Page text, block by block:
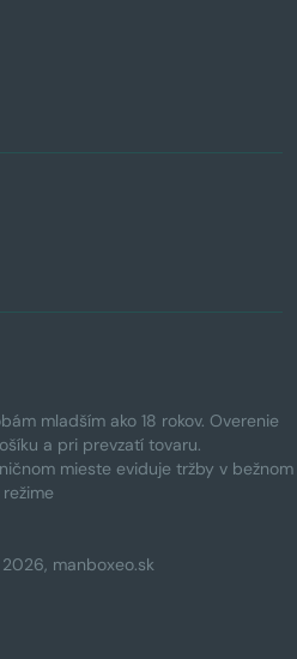
mladším ako 18 rokov. Overenie
a pri prevzatí tovaru.
mieste eviduje tržby v bežnom
režime
manboxeo.sk